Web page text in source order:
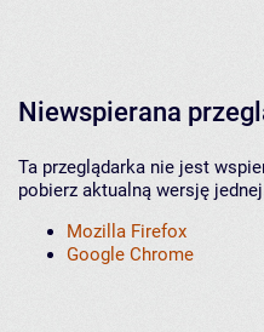
Niewspierana
Ta przeglądarka nie jest
pobierz aktualną wersję
Mozilla Firefox
Google Chrome